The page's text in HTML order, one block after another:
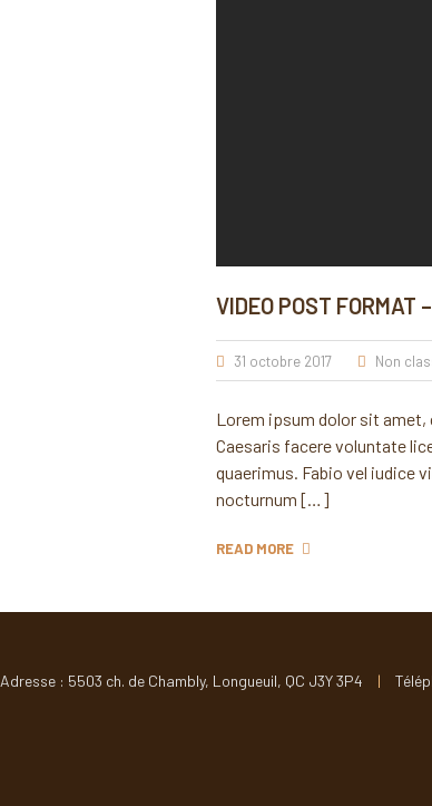
VIDEO POST FORMAT
31 octobre 2017 Non
Lorem ipsum dolor sit amet,
Caesaris facere voluntate
quaerimus. Fabio vel iudice
nocturnum […]
READ MORE
Adresse : 5503 ch. de Chambly, Longueuil, QC J3Y 3P4 |